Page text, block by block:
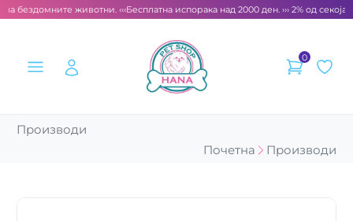
бездомните животни. ‹‹‹Бесплатна испорака над 2000 ден. ››› 2% од секоја
0
Производи
Почетна
Производи